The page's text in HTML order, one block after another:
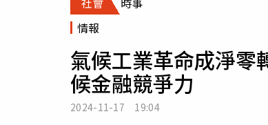
房產新
情報
氣候工業革命成淨
候金融競爭力
2024-11-17 19:04